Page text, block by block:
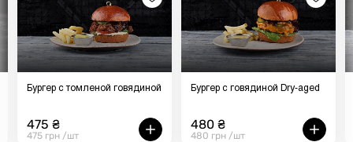
Бургер с томленой говядиной
475 ₴
475 грн /шт
Бургер с говядиной Dry-aged
480 ₴
480 грн /шт